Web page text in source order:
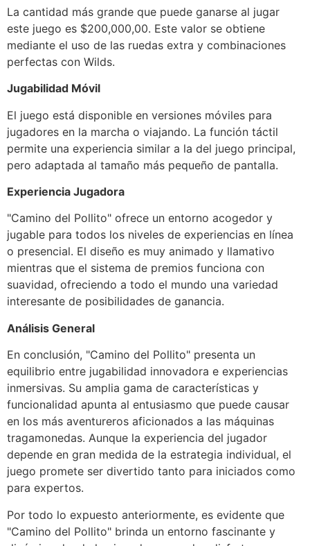
La cantidad más grande que puede ganarse al jugar
este juego es $200,000,00. Este valor se obtiene
mediante el uso de las ruedas extra y combinaciones
perfectas con Wilds.
Jugabilidad Móvil
El juego está disponible en versiones móviles para
jugadores en la marcha o viajando. La función táctil
permite una experiencia similar a la del juego principal,
pero adaptada al tamaño más pequeño de pantalla.
Experiencia Jugadora
"Camino del Pollito" ofrece un entorno acogedor y
jugable para todos los niveles de experiencias en línea
o presencial. El diseño es muy animado y llamativo
mientras que el sistema de premios funciona con
suavidad, ofreciendo a todo el mundo una variedad
interesante de posibilidades de ganancia.
Análisis General
En conclusión, "Camino del Pollito" presenta un
equilibrio entre jugabilidad innovadora e experiencias
inmersivas. Su amplia gama de características y
funcionalidad apunta al entusiasmo que puede causar
en los más aventureros aficionados a las máquinas
tragamonedas. Aunque la experiencia del jugador
depende en gran medida de la estrategia individual, el
juego promete ser divertido tanto para iniciados como
para expertos.
Por todo lo expuesto anteriormente, es evidente que
"Camino del Pollito" brinda un entorno fascinante y